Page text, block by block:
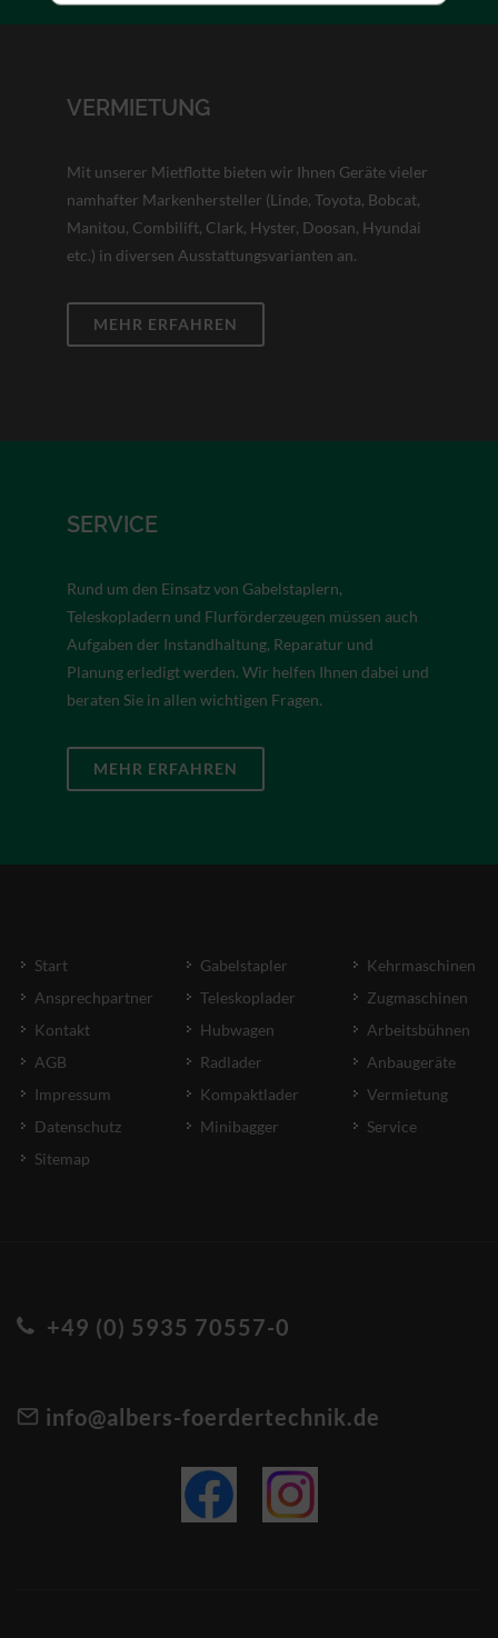
VERMIETUNG
Mit unserer Mietflotte bieten wir Ihnen Geräte vieler
namhafter Markenhersteller (Linde, Toyota, Bobcat,
Manitou, Combilift, Clark, Hyster, Doosan, Hyundai
etc.) in diversen Ausstattungsvarianten an.
MEHR ERFAHREN
SERVICE
Rund um den Einsatz von Gabelstaplern,
Teleskopladern und Flurförderzeugen müssen auch
Aufgaben der Instandhaltung, Reparatur und
Planung erledigt werden. Wir helfen Ihnen dabei und
beraten Sie in allen wichtigen Fragen.
MEHR ERFAHREN
Start
Ansprechpartner
Kontakt
AGB
Impressum
Datenschutz
Sitemap
Gabelstapler
Teleskoplader
Hubwagen
Radlader
Kompaktlader
Minibagger
Kehrmaschinen
Zugmaschinen
Arbeitsbühnen
Anbaugeräte
Vermietung
Service
+49 (0) 5935 70557-0
info@albers-foerdertechnik.de